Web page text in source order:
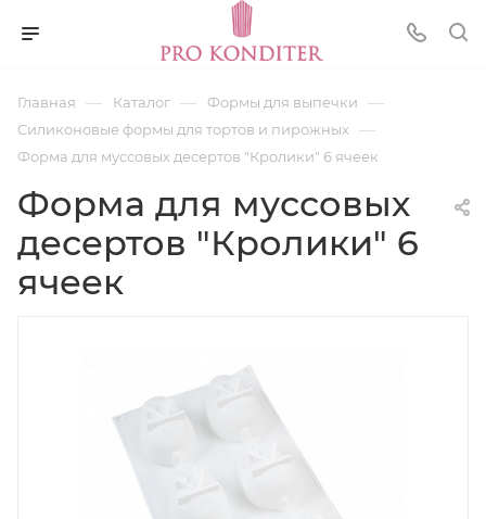
Главная — Каталог — Формы для выпечки —
Силиконовые формы для тортов и пирожных —
Форма для муссовых десертов "Кролики" 6 ячеек
Форма для муссовых
десертов "Кролики" 6
ячеек